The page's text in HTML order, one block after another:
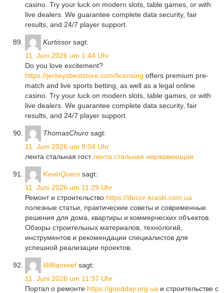
casino. Try your luck on modern slots, table games, or with
live dealers. We guarantee complete data security, fair
results, and 24/7 player support.
Kurtissor sagt:
11. Juni 2026 um 1:44 Uhr
Do you love excitement?
https://jerseysbeststore.com/licensing offers premium pre-
match and live sports betting, as well as a legal online
casino. Try your luck on modern slots, table games, or with
live dealers. We guarantee complete data security, fair
results, and 24/7 player support.
ThomasChuro sagt:
11. Juni 2026 um 9:04 Uhr
лента стальная гост лента стальная нержавеющая
KevinQuers sagt:
11. Juni 2026 um 11:29 Uhr
Ремонт и строительство https://decor-kraski.com.ua
полезные статьи, практические советы и современные
решения для дома, квартиры и коммерческих объектов.
Обзоры строительных материалов, технологий,
инструментов и рекомендации специалистов для
успешной реализации проектов.
Williamwef sagt:
11. Juni 2026 um 11:37 Uhr
Портал о ремонте https://goodday.org.ua и строительстве с